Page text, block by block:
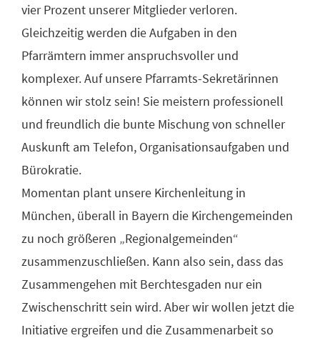
vier Prozent unserer Mitglieder verloren.
Gleichzeitig werden die Aufgaben in den
Pfarrämtern immer anspruchsvoller und
komplexer. Auf unsere Pfarramts-Sekretärinnen
können wir stolz sein! Sie meistern professionell
und freundlich die bunte Mischung von schneller
Auskunft am Telefon, Organisationsaufgaben und
Bürokratie.
Momentan plant unsere Kirchenleitung in
München, überall in Bayern die Kirchengemeinden
zu noch größeren „Regionalgemeinden“
zusammenzuschließen. Kann also sein, dass das
Zusammengehen mit Berchtesgaden nur ein
Zwischenschritt sein wird. Aber wir wollen jetzt die
Initiative ergreifen und die Zusammenarbeit so